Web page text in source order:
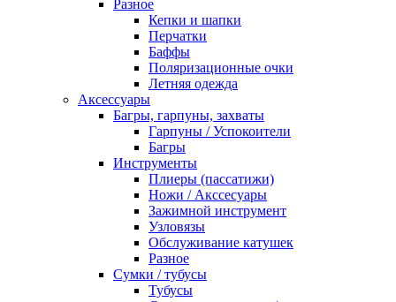
Разное
Кепки и шапки
Перчатки
Баффы
Поляризационные очки
Летняя одежда
Аксессуары
Багры, гарпуны, захваты
Гарпуны / Успокоители
Багры
Инструменты
Плиеры (пассатижи)
Ножи / Акссесуары
Зажимной инструмент
Узловязы
Обслуживание катушек
Разное
Сумки / тубусы
Тубусы